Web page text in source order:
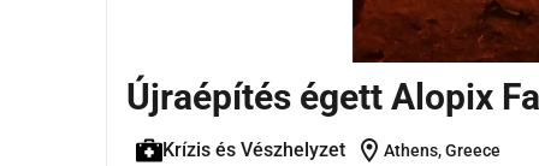
Újraépítés égett Alopix
Krízis és Vészhelyzet location_on Athens, Greece